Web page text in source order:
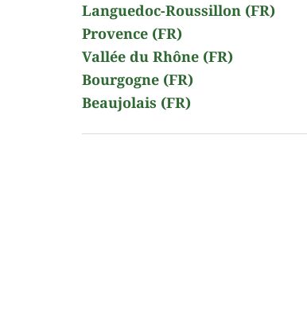
Languedoc-Roussillon (FR)
Provence (FR)
Vallée du Rhône (FR)
Bourgogne (FR)
Beaujolais (FR)